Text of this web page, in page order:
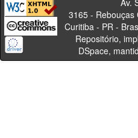
Av. Sete
3165 - Rebouças
Curitiba -
Repositório,
DSpace,